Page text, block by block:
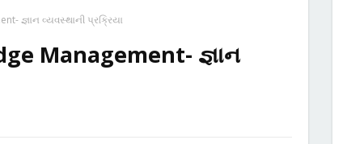
જ્ઞાન વ્યવસ્થાની પ્રક્રિયા
Management- જ્ઞાન